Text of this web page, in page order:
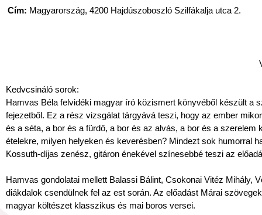
Cím: Magyarország, 4200 Hajdúszoboszló Szilfákalja utca 2.
Kedvcsináló sorok:
Hamvas Béla felvidéki magyar író közismert könyvéből készült a
fejezetből. Ez a rész vizsgálat tárgyává teszi, hogy az ember
és a séta, a bor és a fürdő, a bor és az alvás, a bor és a
ételekre, milyen helyeken és keverésben? Mindezt sok humorral
Kossuth-díjas zenész, gitáron énekével színesebbé teszi az
Hamvas gondolatai mellett Balassi Bálint, Csokonai Vitéz Mihály,
diákdalok csendülnek fel az est során. Az előadást Márai
magyar költészet klasszikus és mai boros versei.